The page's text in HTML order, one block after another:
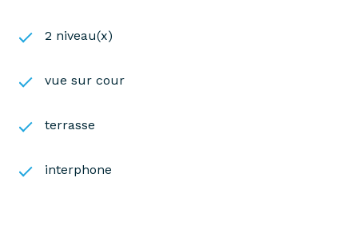
2 niveau(x)
vue sur cour
terrasse
interphone